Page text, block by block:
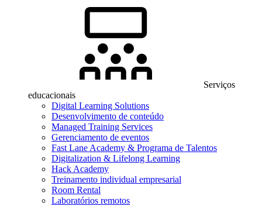
Serviços
educacionais
Digital Learning Solutions
Desenvolvimento de conteúdo
Managed Training Services
Gerenciamento de eventos
Fast Lane Academy & Programa de Talentos
Digitalization & Lifelong Learning
Hack Academy
Treinamento individual empresarial
Room Rental
Laboratórios remotos